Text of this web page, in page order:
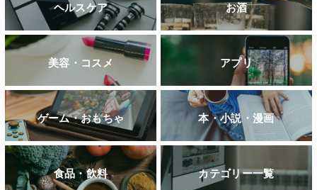
ヘルスケア お酒
美容・コスメ アプリ
ゲーム・おもちゃ 本・小説・漫画
食品・飲料 カテゴリー一覧